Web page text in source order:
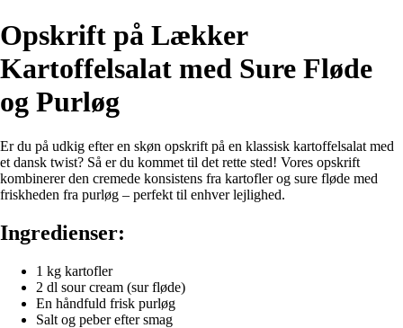
Opskrift på Lækker
Kartoffelsalat med Sure Fløde
og Purløg
Er du på udkig efter en skøn opskrift på en klassisk kartoffelsalat med
et dansk twist? Så er du kommet til det rette sted! Vores opskrift
kombinerer den cremede konsistens fra kartofler og sure fløde med
friskheden fra purløg – perfekt til enhver lejlighed.
Ingredienser:
1 kg kartofler
2 dl sour cream (sur fløde)
En håndfuld frisk purløg
Salt og peber efter smag